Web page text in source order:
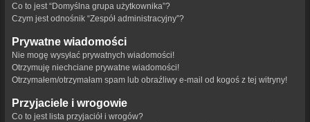
Co to jest “Domyślna grupa użytkownika”?
Czym jest odnośnik “Zespół administracyjny”?
Prywatne wiadomości
Nie mogę wysyłać prywatnych wiadomości!
Otrzymuję niechciane prywatne wiadomości!
Otrzymałem/otrzymałam spam lub obraźliwy e-mail od kogoś z tej witryny!
Przyjaciele i wrogowie
Co to jest lista przyjaciół i wrogów?